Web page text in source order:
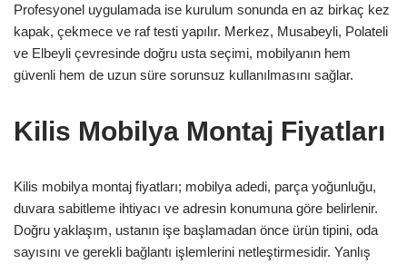
Profesyonel uygulamada ise kurulum sonunda en az birkaç kez
kapak, çekmece ve raf testi yapılır. Merkez, Musabeyli, Polateli
ve Elbeyli çevresinde doğru usta seçimi, mobilyanın hem
güvenli hem de uzun süre sorunsuz kullanılmasını sağlar.
Kilis Mobilya Montaj Fiyatları
Kilis mobilya montaj fiyatları; mobilya adedi, parça yoğunluğu,
duvara sabitleme ihtiyacı ve adresin konumuna göre belirlenir.
Doğru yaklaşım, ustanın işe başlamadan önce ürün tipini, oda
sayısını ve gerekli bağlantı işlemlerini netleştirmesidir. Yanlış